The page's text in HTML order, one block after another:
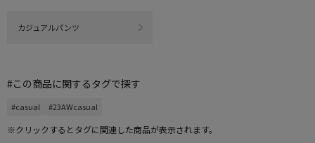
カジュアルパンツ
#この商品に関するタグで探す
#casual #23AWcasual
※クリックするとタグに関連した商品が表示されます。